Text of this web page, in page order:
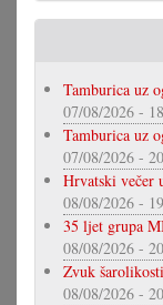
Tamburica uz
07/08/2026 -
Tamburica uz
07/08/2026 -
Hrvatski večer
08/08/2026 -
35 ljet grupa
08/08/2026 -
Zvuk šarolikosti
08/08/2026 -